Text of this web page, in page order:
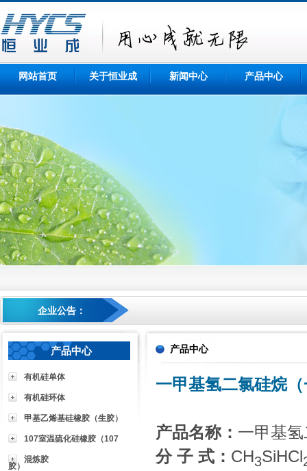
网站首页 关于恒业成 新闻中心 产品中心
企业公告：
产品中心
有机硅单体
有机硅环体
甲基乙烯基硅橡胶（生胶）
107室温硫化硅橡胶（107
胶）
混炼胶
产品中心
一甲基氢二氯硅烷
产品名称： 一甲基
分 子 式： CH3SiHCl